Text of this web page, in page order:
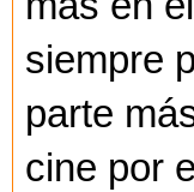
siempre
parte
cine por